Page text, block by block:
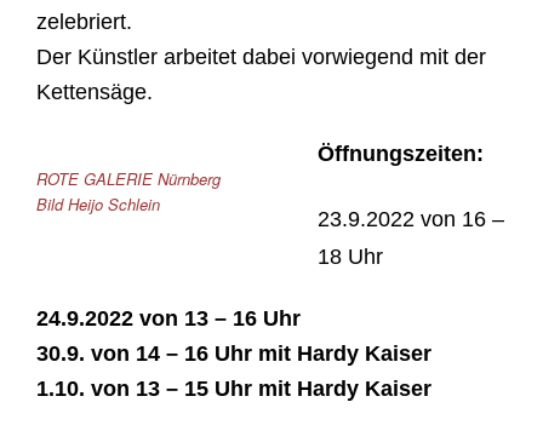
zelebriert.
Der Künstler arbeitet dabei vorwiegend mit der
Kettensäge.
ROTE GALERIE Nürnberg
Bild Heijo Schlein
Öffnungszeiten:
23.9.2022 von 16 –
18 Uhr
24.9.2022 von 13 – 16 Uhr
30.9. von 14 – 16 Uhr mit Hardy Kaiser
1.10. von 13 – 15 Uhr mit Hardy Kaiser